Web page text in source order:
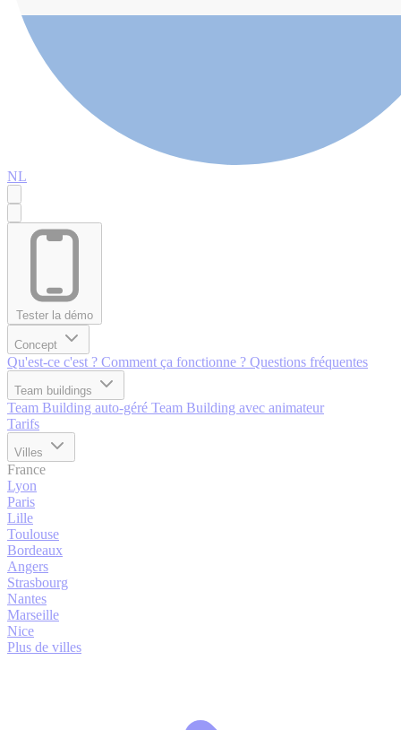
NL
Tester la démo
Concept
Qu'est-ce c'est ? Comment ça fonctionne ? Questions fréquentes
Team buildings
Team Building auto-géré Team Building avec animateur
Tarifs
Villes
France
Lyon
Paris
Lille
Toulouse
Bordeaux
Angers
Strasbourg
Nantes
Marseille
Nice
Plus de villes